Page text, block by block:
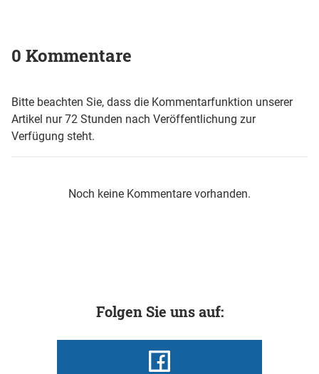
0 Kommentare
Bitte beachten Sie, dass die Kommentarfunktion unserer
Artikel nur 72 Stunden nach Veröffentlichung zur
Verfügung steht.
Noch keine Kommentare vorhanden.
Folgen Sie uns auf: